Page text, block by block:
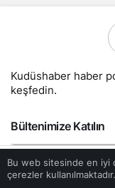
Bu web sitesinde en iyi
çerezler kullanılmaktadır.
Kudüshaber haber
keşfedin.
Bültenimize Katılın
Anasayfa